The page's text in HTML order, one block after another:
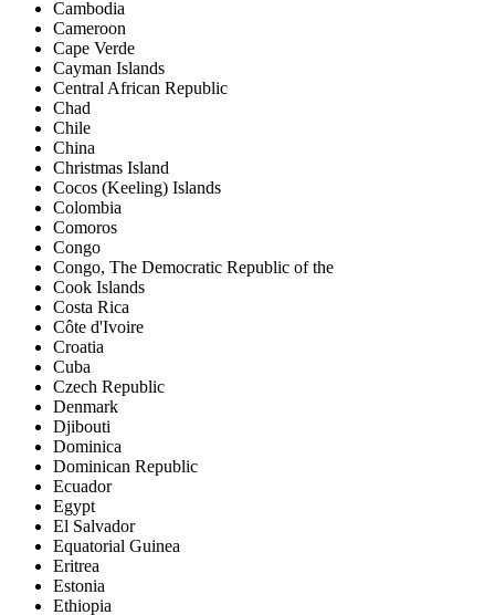
Cambodia
Cameroon
Cape Verde
Cayman Islands
Central African Republic
Chad
Chile
China
Christmas Island
Cocos (Keeling) Islands
Colombia
Comoros
Congo
Congo, The Democratic Republic of the
Cook Islands
Costa Rica
Côte d'Ivoire
Croatia
Cuba
Czech Republic
Denmark
Djibouti
Dominica
Dominican Republic
Ecuador
Egypt
El Salvador
Equatorial Guinea
Eritrea
Estonia
Ethiopia